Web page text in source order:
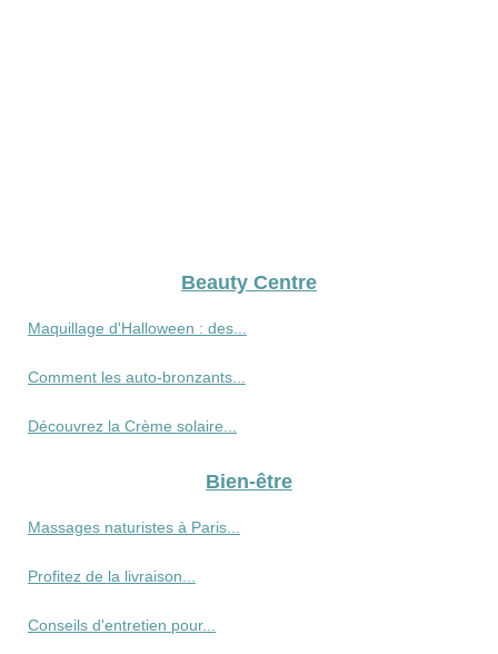
Beauty Centre
Maquillage d'Halloween : des...
Comment les auto-bronzants...
Découvrez la Crème solaire...
Bien-être
Massages naturistes à Paris...
Profitez de la livraison...
Conseils d'entretien pour...